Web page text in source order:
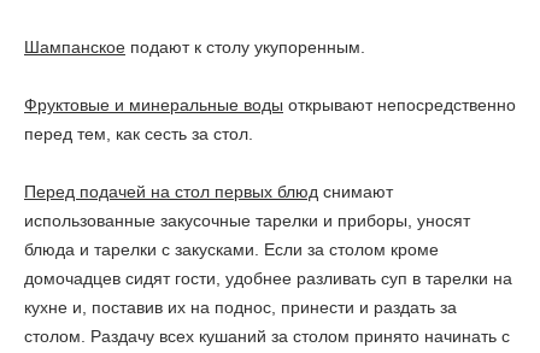
Шампанское подают к столу укупоренным.
Фруктовые и минеральные воды открывают непосредственно
перед тем, как сесть за стол.
Перед подачей на стол первых блюд снимают
использованные закусочные тарелки и приборы, уносят
блюда и тарелки с закусками. Если за столом кроме
домочадцев сидят гости, удобнее разливать суп в тарелки на
кухне и, поставив их на поднос, принести и раздать за
столом. Раздачу всех кушаний за столом принято начинать с